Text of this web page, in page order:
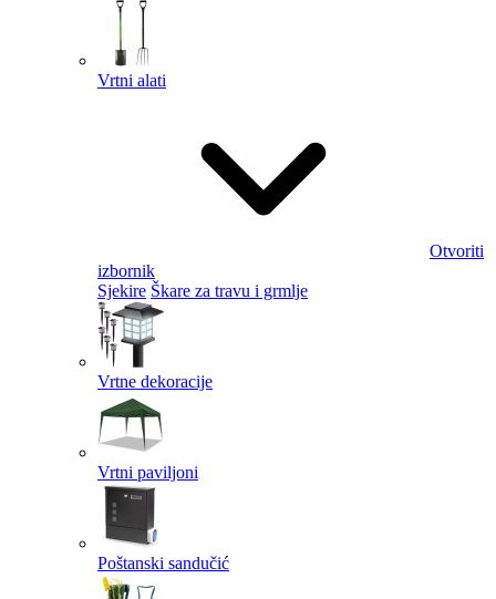
Vrtni alati
Otvoriti
izbornik
Sjekire Škare za travu i grmlje
Vrtne dekoracije
Vrtni paviljoni
Poštanski sandučić